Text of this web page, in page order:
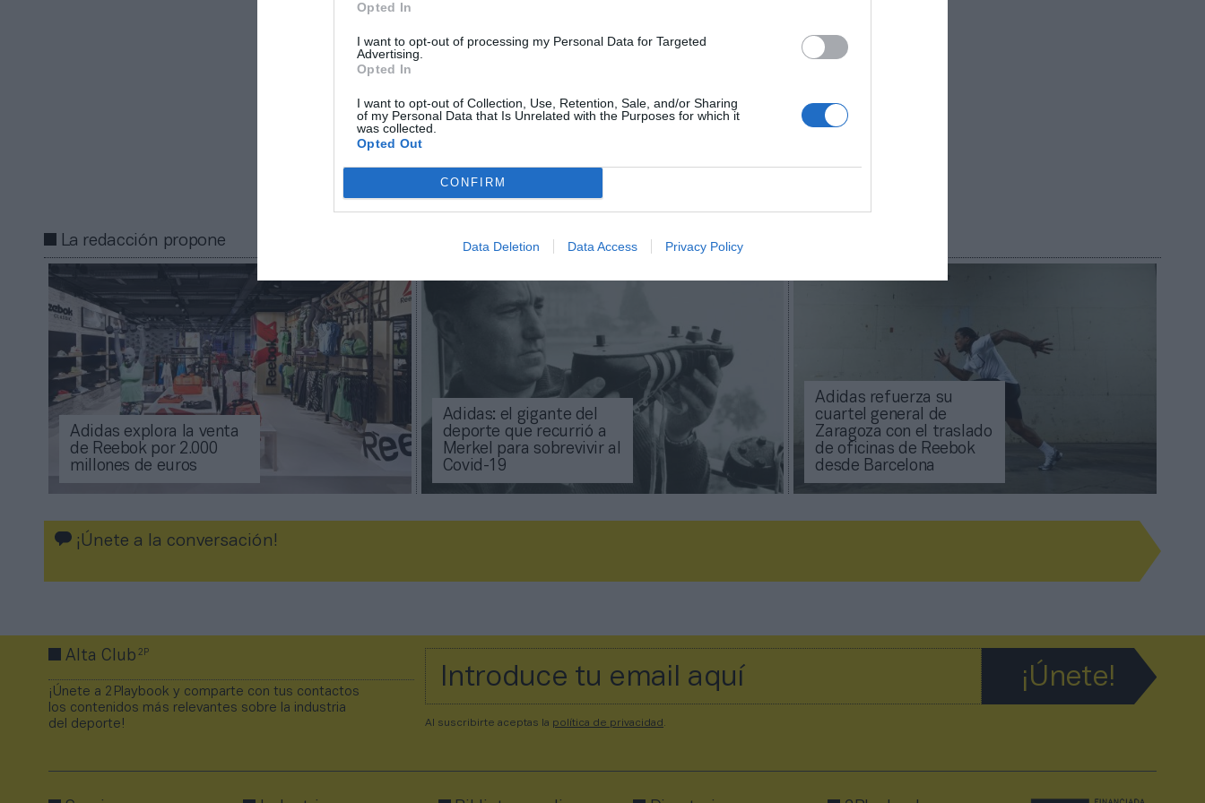
Opted In
I want to opt-out of processing my Personal Data for Targeted
Advertising.
Opted In
I want to opt-out of Collection, Use, Retention, Sale, and/or Sharing
of my Personal Data that Is Unrelated with the Purposes for which it
was collected.
Opted Out
CONFIRM
Data Deletion Data Access Privacy Policy
también está presente Decathlon
Zaragoza para ubicarse en La Torre Outlet.
gratuita
Mantente informado con las últimas noticias de actualidad.
Compartir
Imprimir
La redacción propone
Adidas explora la venta
de Reebok por 2.000
millones de euros
Adidas: el gigante del
deporte que recurrió a
Merkel para sobrevivir al
Covid-19
Adidas refuerza su
cuartel general de
Zaragoza con el traslado
de oficinas de Reebok
desde Barcelona
¡Únete a la conversación!
Alta Club2P
¡Únete a 2Playbook y comparte con tus contactos
los contenidos más relevantes sobre la industria
del deporte!
Al suscribirte aceptas la política de privacidad